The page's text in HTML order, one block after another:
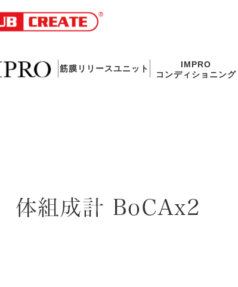
筋膜リリースユニット
IMPRO
コンディショニング